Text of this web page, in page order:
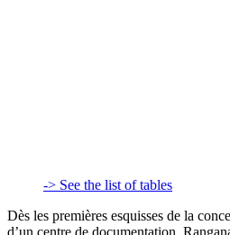
-> See the list of tables
Dès les premières esquisses de la
d’un centre de documentation,